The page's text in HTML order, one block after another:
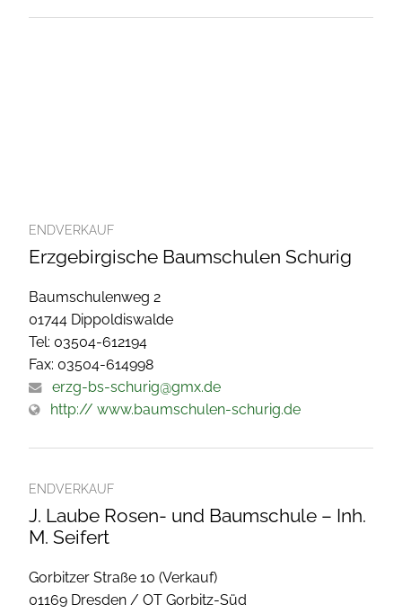
ENDVERKAUF
Erzgebirgische Baumschulen Schurig
Baumschulenweg 2
01744 Dippoldiswalde
Tel: 03504-612194
Fax: 03504-614998
erzg-bs-schurig@gmx.de
http:// www.baumschulen-schurig.de
ENDVERKAUF
J. Laube Rosen- und Baumschule – Inh.
M. Seifert
Gorbitzer Straße 10 (Verkauf)
01169 Dresden / OT Gorbitz-Süd